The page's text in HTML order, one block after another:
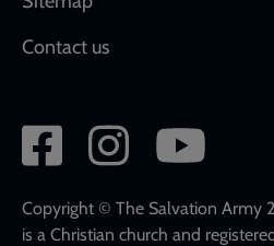
Contact us
Social
network
links
Copyright © The Salvation Army
is a Christian church and